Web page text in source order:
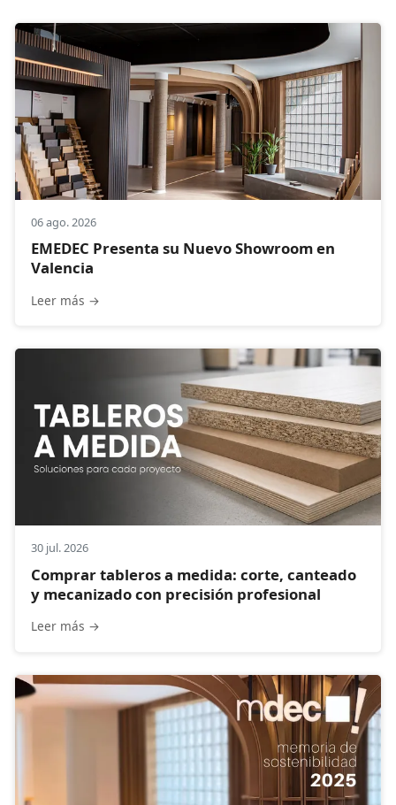
Melaminas P.SENSE
Compacmel
Fabric
Solid
Bandas
Laminados HPL
OSB
Alistonados
Compactos
06 ago. 2026
EMEDEC Presenta su Nuevo Showroom en
Valencia
Leer más →
30 jul. 2026
Comprar tableros a medida: corte, canteado
y mecanizado con precisión profesional
Leer más →